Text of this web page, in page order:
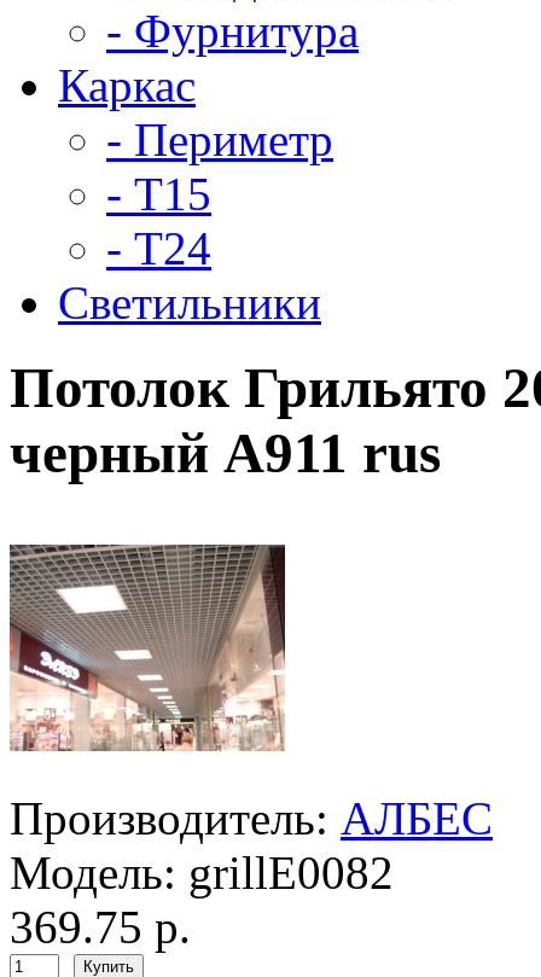
- Фурнитура
Каркас
- Периметр
- Т15
- Т24
Светильники
Потолок Грильято
черный А911 rus
Производитель: АЛБЕС
Модель: grillE0082
369.75 р.